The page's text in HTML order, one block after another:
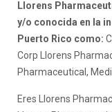
Llorens
y/o conocida en la
Puerto Rico como:
Corp Llorens
Pharmaceutical,
Eres Llorens